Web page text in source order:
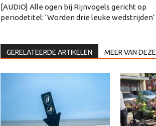
[AUDIO] Alle ogen bij Rijnvogels gericht op
periodetitel: ‘Worden drie leuke wedstrijden’
GERELATEERDE ARTIKELEN MEER VAN